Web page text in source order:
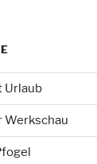
Urlaub
Werkschau